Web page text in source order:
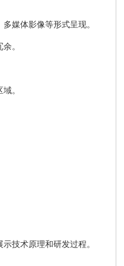
媒体影像等形式呈现。
。
。
技术原理和研发过程。